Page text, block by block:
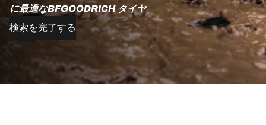
に最適なBFGOODRICH タイヤ
検索を完了する